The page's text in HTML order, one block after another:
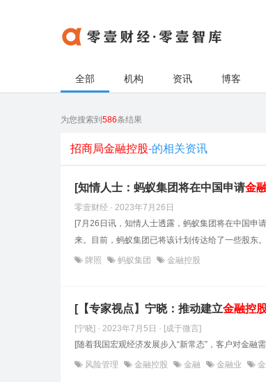
全部 机构 资讯 博客
为您搜索到 586条结果
招商局金融控股-的相关资讯
[知情人士：蚂蚁集团将在中国申请金
零壹财经 · 2023年7月26日
[7月26日讯，知情人士透露，蚂蚁集团将在中国申请
来。目前，蚂蚁集团已将该计划传达给了一些股东
牌照 蚂蚁集团 金融控股
[【专家视点】宁晓：推动建立金融控
[宁晓] · 2023年7月5日 · [成于微言]
[随着我国宏观经济发展步入“新常态”，客户对金融
风险管理 金融控股 金融 金融业